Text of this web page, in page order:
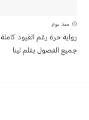
منذ يوم
رواية حرة رغم القيود كاملة
جميع الفصول بقلم لينا